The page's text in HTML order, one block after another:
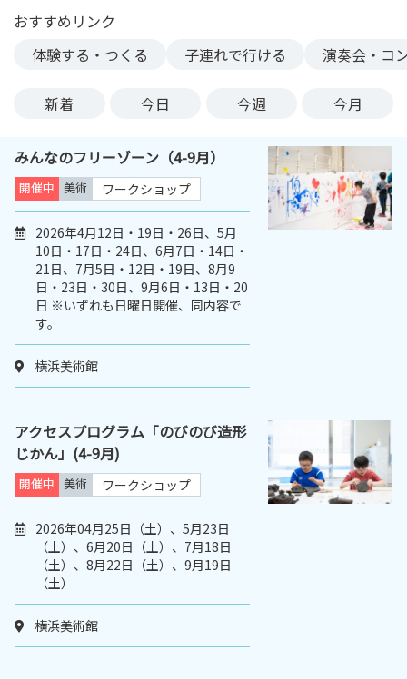
おすすめリンク
体験する・つくる
子連れで行ける 演奏会・コ
新着 今日 今週 今月
みんなのフリーゾーン（4-9月）
開催中 美術 ワークショップ
2026年4月12日・19日・26日、5月
10日・17日・24日、6月7日・14日・
21日、7月5日・12日・19日、8月9
日・23日・30日、9月6日・13日・20
日 ※いずれも日曜日開催、同内容で
す。
横浜美術館
アクセスプログラム「のびのび造形
じかん」(4-9月)
開催中 美術 ワークショップ
2026年04月25日（土）、5月23日
（土）、6月20日（土）、7月18日
（土）、8月22日（土）、9月19日
（土）
横浜美術館